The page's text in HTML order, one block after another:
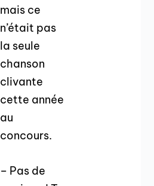
mais ce
n’était pas
la seule
chanson
clivante
cette année
au
concours.
– Pas de